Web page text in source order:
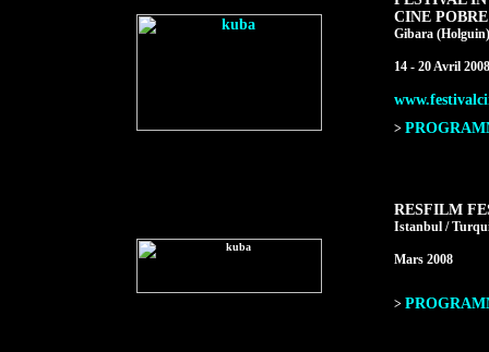
CINE POBRE
Gibara
14 - 20 Avril 2008
>
RESFILM
Istanbul /
Mars 2008
>